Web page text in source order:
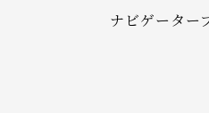
ナビゲーター